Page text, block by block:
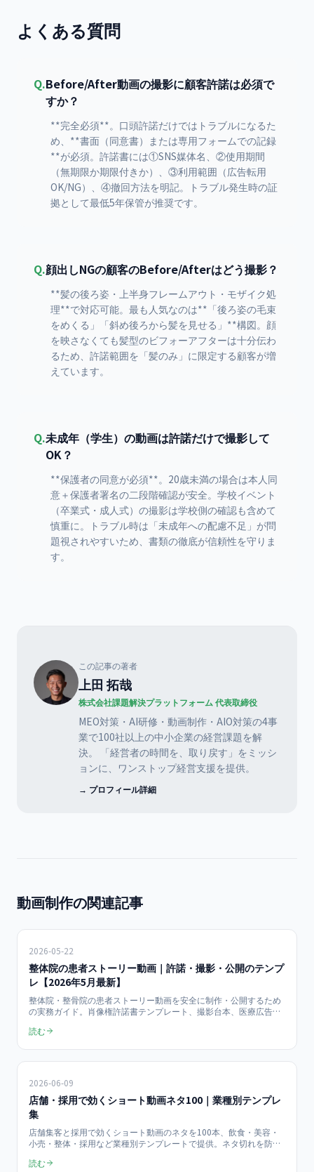
よくある質問
Q.Before/After動画の撮影に顧客許諾は必須で
すか？
**完全必須**。口頭許諾だけではトラブルになるた
め、**書面（同意書）または専用フォームでの記録
**が必須。許諾書には①SNS媒体名、②使用期間
（無期限か期限付きか）、③利用範囲（広告転用
OK/NG）、④撤回方法を明記。トラブル発生時の証
拠として最低5年保管が推奨です。
Q.顔出しNGの顧客のBefore/Afterはどう撮影？
**髪の後ろ姿・上半身フレームアウト・モザイク処
理**で対応可能。最も人気なのは**「後ろ姿の毛束
をめくる」「斜め後ろから髪を見せる」**構図。顔
を映さなくても髪型のビフォーアフターは十分伝わ
るため、許諾範囲を「髪のみ」に限定する顧客が増
えています。
Q.未成年（学生）の動画は許諾だけで撮影して
OK？
**保護者の同意が必須**。20歳未満の場合は本人同
意＋保護者署名の二段階確認が安全。学校イベント
（卒業式・成人式）の撮影は学校側の確認も含めて
慎重に。トラブル時は「未成年への配慮不足」が問
題視されやすいため、書類の徹底が信頼性を守りま
す。
この記事の著者
上田 拓哉
株式会社課題解決プラットフォーム 代表取締役
MEO対策・AI研修・動画制作・AIO対策の4事
業で100社以上の中小企業の経営課題を解
決。 「経営者の時間を、取り戻す」をミッシ
ョンに、ワンストップ経営支援を提供。
→ プロフィール詳細
動画制作の関連記事
2026-05-22
整体院の患者ストーリー動画｜許諾・撮影・公開のテンプ
レ【2026年5月最新】
整体院・整骨院の患者ストーリー動画を安全に制作・公開するため
の実務ガイド。肖像権許諾書テンプレート、撮影台本、医療広告ガ
点で網羅。
読む
2026-06-09
店舗・採用で効くショート動画ネタ100｜業種別テンプレ
集
店舗集客と採用で効くショート動画のネタを100本、飲食・美容・
小売・整体・採用など業種別テンプレートで提供。ネタ切れを防ぐ
最新で中小企業向けにまとめた実践ネタ帳です。
読む